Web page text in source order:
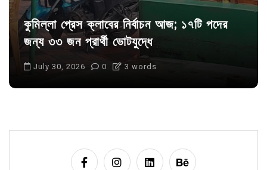
কুমিল্লা প্রেস ক্লাবের নির্বাচন আজ; ১৭টি পদের
জন্য ৩৩ জন প্রার্থী ভোটযুদ্ধে
July 30, 2026 0 3 words